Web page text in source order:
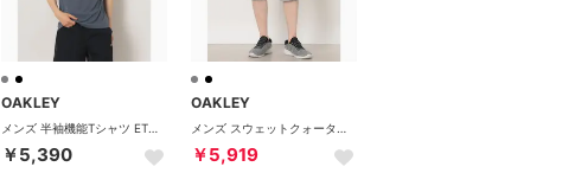
OAKLEY
￥5,390
OAKLEY
￥5,919